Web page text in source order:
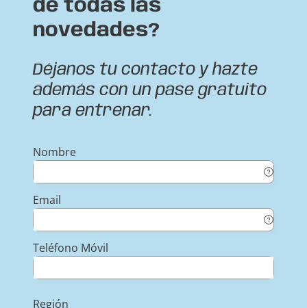
de todas las
novedades?
Déjanos tu contacto y hazte
además con un pase gratuito
para entrenar.
Nombre
Email
Teléfono Móvil
Región